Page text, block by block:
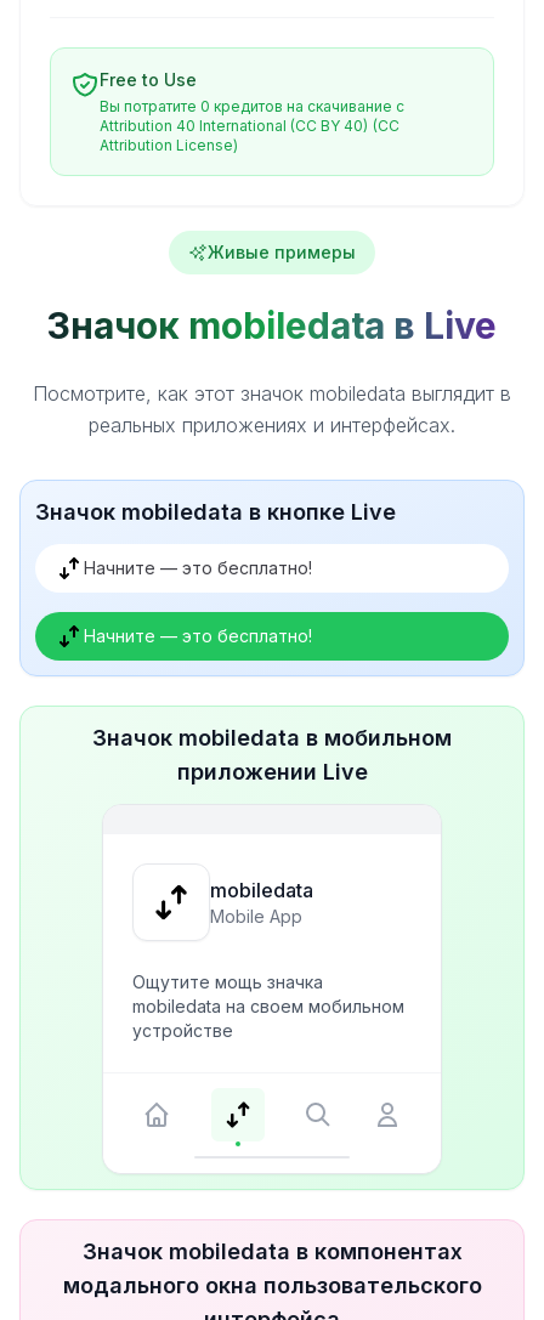
Free to Use
Вы потратите 0 кредитов на скачивание с
Attribution 40 International (CC BY 40) (CC
Attribution License)
Живые примеры
Значок mobiledata в Live
Посмотрите, как этот значок mobiledata выглядит в
реальных приложениях и интерфейсах.
Значок mobiledata в кнопке Live
Начните — это бесплатно!
Начните — это бесплатно!
Значок mobiledata в мобильном
приложении Live
mobiledata
Mobile App
Ощутите мощь значка
mobiledata на своем мобильном
устройстве
Значок mobiledata в компонентах
модального окна пользовательского